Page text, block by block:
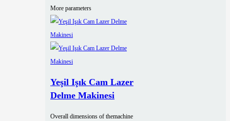
More parameters
Yeşil Işık Cam Lazer
Delme Makinesi
Overall dimensions of themachine